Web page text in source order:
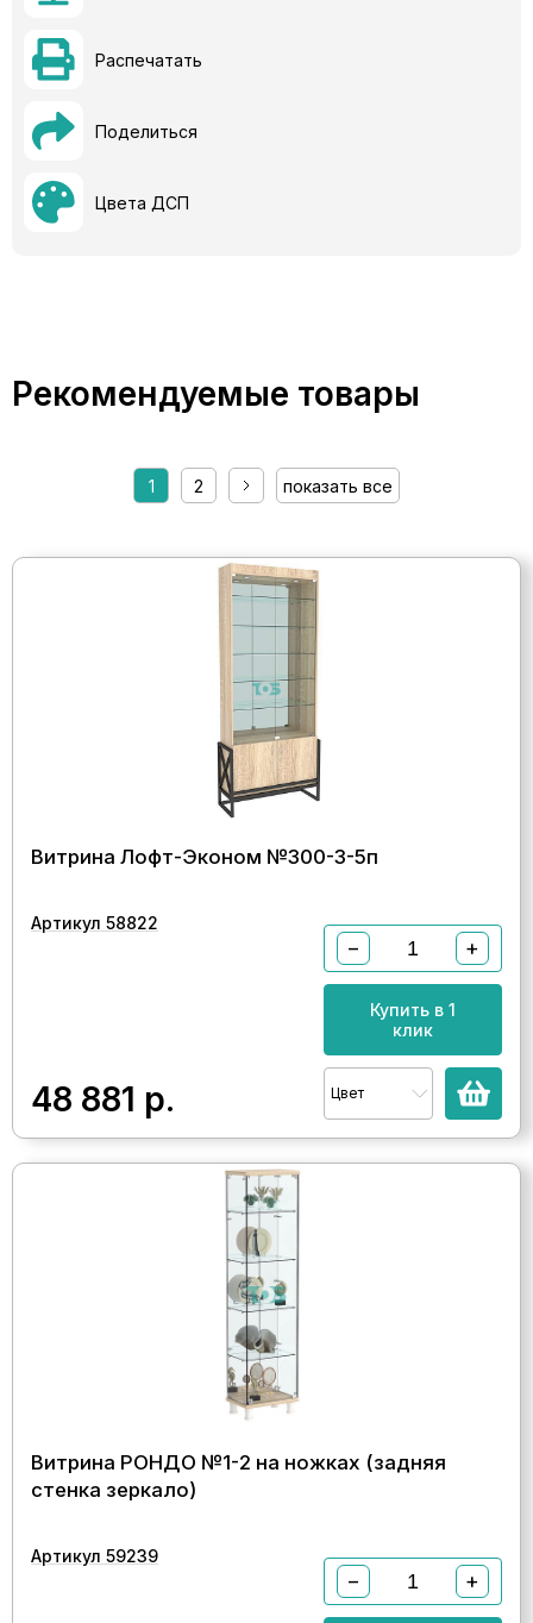
Распечатать
Поделиться
Цвета ДСП
Рекомендуемые товары
1 2 показать все
Витрина Лофт-Эконом №300-3-5п
Артикул 58822
48 881 р.
− +
Купить в 1
клик
Цвет
Витрина РОНДО №1-2 на ножках (задняя
стенка зеркало)
Артикул 59239
− +